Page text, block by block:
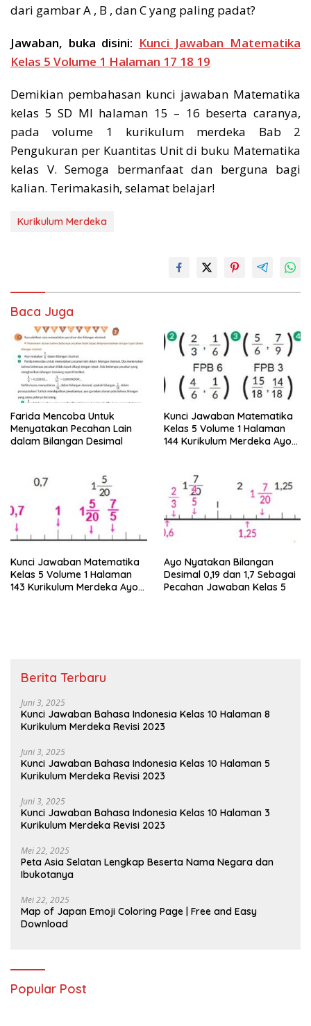
dari gambar A , B , dan C yang paling padat?
Jawaban, buka disini: Kunci Jawaban Matematika
Kelas 5 Volume 1 Halaman 17 18 19
Demikian pembahasan kunci jawaban Matematika
kelas 5 SD MI halaman 15 – 16 beserta caranya,
pada volume 1 kurikulum merdeka Bab 2
Pengukuran per Kuantitas Unit di buku Matematika
kelas V. Semoga bermanfaat dan berguna bagi
kalian. Terimakasih, selamat belajar!
Kurikulum Merdeka
Baca Juga
Farida Mencoba Untuk
Menyatakan Pecahan Lain
dalam Bilangan Desimal
Kunci Jawaban Matematika
Kelas 5 Volume 1 Halaman
144 Kurikulum Merdeka Ayo
Kunci Jawaban Matematika
Kelas 5 Volume 1 Halaman
143 Kurikulum Merdeka Ayo
Ayo Nyatakan Bilangan
Desimal 0,19 dan 1,7 Sebagai
Pecahan Jawaban Kelas 5
Berita Terbaru
Juni 3, 2025
Kunci Jawaban Bahasa Indonesia Kelas 10 Halaman 8
Kurikulum Merdeka Revisi 2023
Juni 3, 2025
Kunci Jawaban Bahasa Indonesia Kelas 10 Halaman 5
Kurikulum Merdeka Revisi 2023
Juni 3, 2025
Kunci Jawaban Bahasa Indonesia Kelas 10 Halaman 3
Kurikulum Merdeka Revisi 2023
Mei 22, 2025
Peta Asia Selatan Lengkap Beserta Nama Negara dan
Ibukotanya
Mei 22, 2025
Map of Japan Emoji Coloring Page | Free and Easy
Download
Popular Post